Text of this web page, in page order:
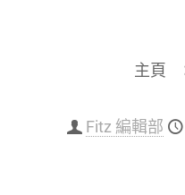
主頁
Fitz 編輯部